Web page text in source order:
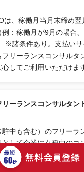
は、稼働月当月末締め
例：稼働月が9月の場合
※諸条件あり。支払い
リーランスコンサルタ
してご利用いただけま
ーランスコンサルタン
中も含む）のフリーラ
して企業に在籍中のコ
でも、案件紹介を受けた
ために、前もってご登録